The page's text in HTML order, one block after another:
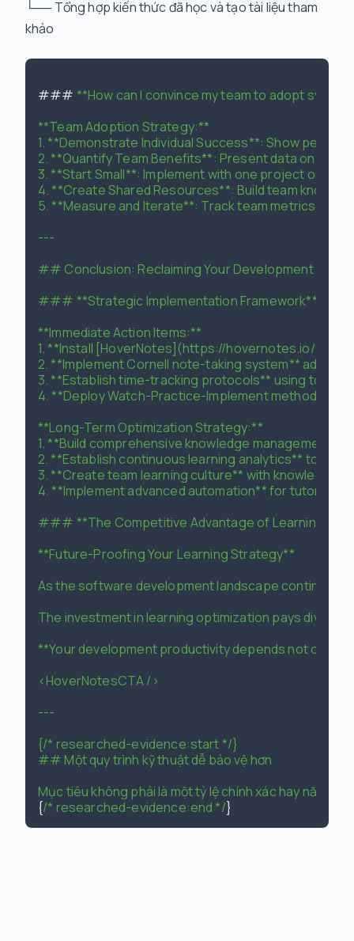
└── Tổng hợp kiến thức đã học và tạo tài liệu tham
khảo
### **How can I convince my team to adopt
**Team Adoption Strategy:**
1. **Demonstrate Individual Success**: Show
2. **Quantify Team Benefits**: Present data on
3. **Start Small**: Implement with one project or
4. **Create Shared Resources**: Build team
5. **Measure and Iterate**: Track team metrics and
---
## Conclusion: Reclaiming Your Development
### **Strategic Implementation Framework**
**Immediate Action Items:**
1. **Install [HoverNotes](https://hovernotes.io/vi)**
2. **Implement Cornell note-taking system**
3. **Establish time-tracking protocols** using tools
4. **Deploy Watch-Practice-Implement
**Long-Term Optimization Strategy:**
1. **Build comprehensive knowledge management
2. **Establish continuous learning analytics** to
3. **Create team learning culture** with knowledge
4. **Implement advanced automation** for tutorial
### **The Competitive Advantage of Learning
**Future-Proofing Your Learning Strategy**
As the software development landscape continues
The investment in learning optimization pays
**Your development productivity depends not on
<HoverNotesCTA />
---
{/* researched-evidence:start */}
## Một quy trình kỹ thuật dễ bảo vệ hơn
Mục tiêu không phải là một tỷ lệ chính xác hay năng
{/* researched-evidence:end */